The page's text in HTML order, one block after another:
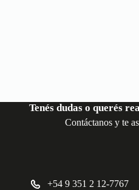
Tenés dudas o querés
Contáctanos y te
+54 9 351 2 12-7767